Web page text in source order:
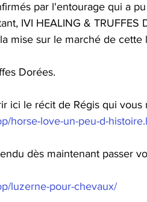
par l'entourage qui a
IVI HEALING &
mise sur le marché de cette
Dorées.
ici le récit de Régis qui
horse-love-un-peu-d-
dès maintenant passer
luzerne-pour-chevaux/